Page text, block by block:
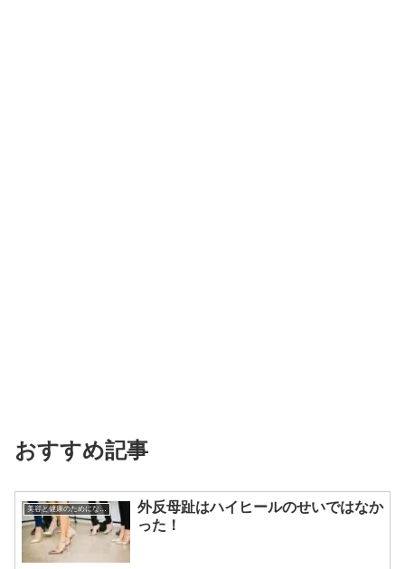
おすすめ記事
美容と健康のためになる話
外反母趾はハイヒールのせいではなか
った！